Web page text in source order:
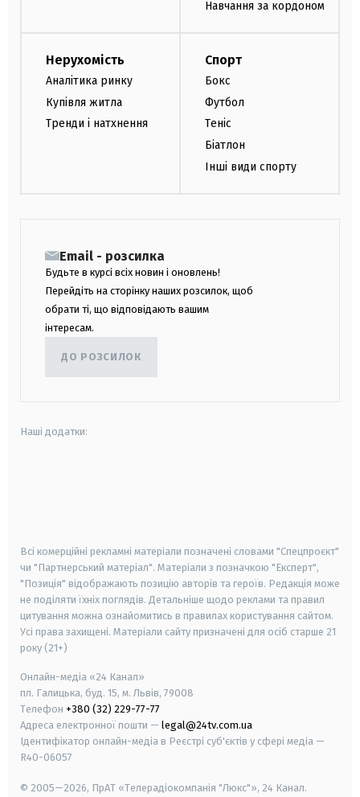
Навчання за кордоном
Нерухомість
Аналітика ринку
Купівля житла
Тренди і натхнення
Спорт
Бокс
Футбол
Теніс
Біатлон
Інші види спорту
Email - розсилка
Будьте в курсі всіх новин і оновлень!
Перейдіть на сторінку наших розсилок, щоб
обрати ті, що відповідають вашим
інтересам.
ДО РОЗСИЛОК
Наші додатки:
Всі комерційні рекламні матеріали позначені словами "Спецпроєкт"
чи "Партнерський матеріал". Матеріали з позначкою "Експерт",
"Позиція" відображають позицію авторів та героїв. Редакція може
не поділяти їхніх поглядів. Детальніше щодо реклами та правил
цитування можна ознайомитись в правилах користування сайтом.
Усі права захищені. Матеріали сайту призначені для осіб старше 21
року (21+)
Онлайн-медіа «24 Канал»
пл. Галицька, буд. 15, м. Львів, 79008
Телефон +380 (32) 229-77-77
Адреса електронної пошти — legal@24tv.com.ua
Ідентифікатор онлайн-медіа в Реєстрі суб'єктів у сфері медіа —
R40-06057
© 2005—2026, ПрАТ «Телерадіокомпанія "Люкс"», 24 Канал.